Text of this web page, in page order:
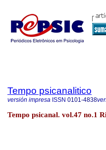
Tempo psicanalitico
versión impresa ISSN 0101-4838
Tempo psicanal. vol.47 no.1